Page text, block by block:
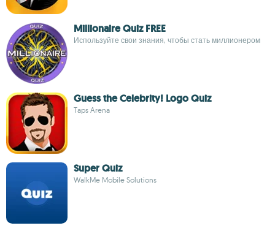
Millionaire Quiz FREE
Используйте свои знания, чтобы стать миллионером
Guess the Celebrity! Logo Quiz
Taps Arena
Super Quiz
WalkMe Mobile Solutions